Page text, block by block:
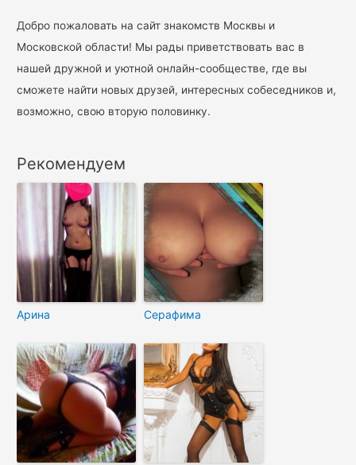
Добро пожаловать на сайт знакомств Москвы и
Московской области! Мы рады приветствовать вас в
нашей дружной и уютной онлайн-сообществе, где вы
сможете найти новых друзей, интересных собеседников и,
возможно, свою вторую половинку.
Рекомендуем
Арина Серафима